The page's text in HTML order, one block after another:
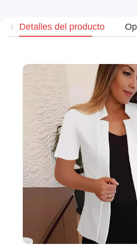
Detalles del producto